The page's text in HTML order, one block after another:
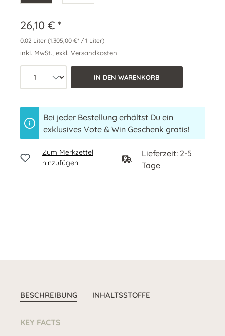
26,10 € *
0.02 Liter (1.305,00 €* / 1 Liter)
inkl. MwSt., exkl. Versandkosten
Produkt Anzahl: Wähle die
IN DEN WARENKORB
Bei jeder Bestellung erhältst Du ein
exklusives Vote & Win Geschenk gratis!
Zum Merkzettel
hinzufügen
Lieferzeit: 2-5
Tage
BESCHREIBUNG INHALTSSTOFFE
KEY FACTS